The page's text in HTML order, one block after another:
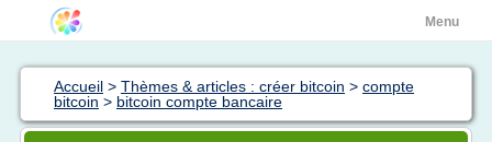
Menu
Accueil > Thèmes & articles : créer bitcoin > compte
bitcoin > bitcoin compte bancaire